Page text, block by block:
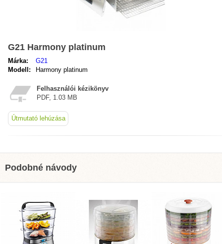
G21 Harmony platinum
Márka:
G21
Modell:
Harmony platinum
Felhasználói kézikönyv
PDF, 1.03 MB
Útmutató lehúzása
Podobné návody